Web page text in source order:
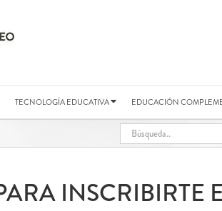
TECNOLOGÍA EDUCATIVA EDUCACIÓN